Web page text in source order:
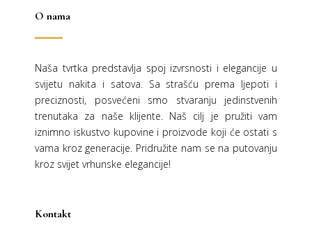
O nama
Naša tvrtka predstavlja spoj izvrsnosti i elegancije u
svijetu nakita i satova. Sa strašću prema ljepoti i
preciznosti, posvećeni smo stvaranju jedinstvenih
trenutaka za naše klijente. Naš cilj je pružiti vam
iznimno iskustvo kupovine i proizvode koji će ostati s
vama kroz generacije. Pridružite nam se na putovanju
kroz svijet vrhunske elegancije!
Kontakt